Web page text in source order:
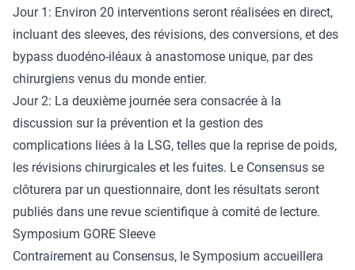
Jour 1: Environ 20 interventions seront réalisées en direct,
incluant des sleeves, des révisions, des conversions, et des
bypass duodéno-iléaux à anastomose unique, par des
chirurgiens venus du monde entier.
Jour 2: La deuxième journée sera consacrée à la
discussion sur la prévention et la gestion des
complications liées à la LSG, telles que la reprise de poids,
les révisions chirurgicales et les fuites. Le Consensus se
clôturera par un questionnaire, dont les résultats seront
publiés dans une revue scientifique à comité de lecture.
Symposium GORE Sleeve
Contrairement au Consensus, le Symposium accueillera